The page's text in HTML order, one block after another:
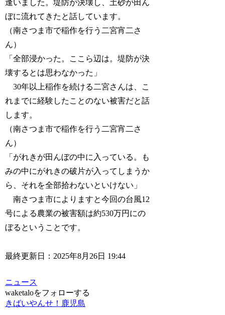
逢いました。堤防が決壊し、土砂が田ん
ぼに流れてきたと話しています。
（南さつま市で稲作を行う二宮宵二さ
ん）
「全部浸かった。ここら辺は。堤防が決
壊するとは思わなかった」
30年以上稲作を続ける二宮さんは、こ
れまでに経験したことのない被害だと話
します。
（南さつま市で稲作を行う二宮宵二さ
ん）
「がれきが田んぼの中に入っている。も
みの中にがれきの破片が入ってしまうか
ら、それを全部拾わないといけない」
南さつま市によりますと今回の台風12
号による農業の被害額は約530万円にの
ぼるということです。
最終更新日：2025年8月26日 19:44
ニュース
waketaloをフォローする
きばいやんせ！鹿児島